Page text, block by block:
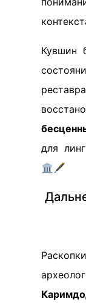
Кувшин
для
🏛️🖋️